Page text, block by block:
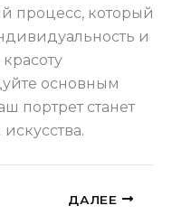
процесс, который
и
основным
портрет станет
ДАЛЕЕ